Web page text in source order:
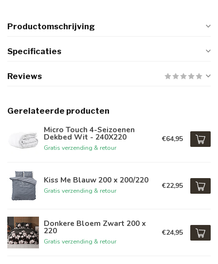
Productomschrijving
Specificaties
Reviews
Gerelateerde producten
Micro Touch 4-Seizoenen
Dekbed Wit - 240X220
Gratis verzending & retour
€64,95
Kiss Me Blauw 200 x 200/220
Gratis verzending & retour
€22,95
Donkere Bloem Zwart 200 x
220
Gratis verzending & retour
€24,95